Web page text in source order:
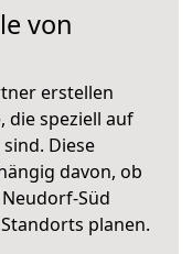
von
erstellen
die speziell auf
Diese
davon, ob
Süd
planen.